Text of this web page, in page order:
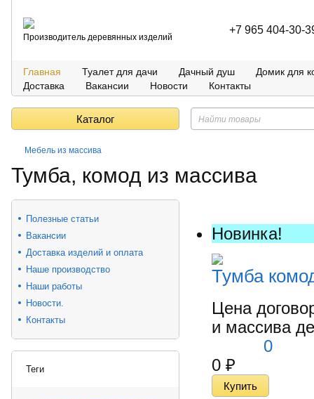
Производитель деревянных изделий
+7 965 404-30-
Главная Туалет для дачи Дачный душ
Домик для
Доставка
Вакансии Новости Контакты
Каталог
Мебель из массива
Тумба, комод из массива
Полезные статьи
Вакансии
Доставка изделий и оплата
Наше производство
Наши работы
Новости.
Контакты
Теги
Новинка!
Тумба
Цена
и массива
0
0 ₽